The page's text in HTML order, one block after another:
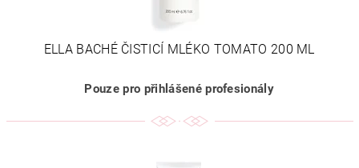
ELLA BACHÉ ČISTICÍ MLÉKO TOMATO 200 ML
Pouze pro přihlášené profesionály